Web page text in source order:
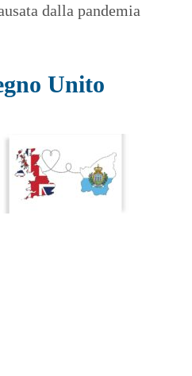
dalla pandemia
Unito